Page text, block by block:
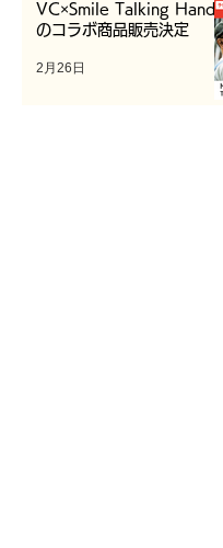
VC×Smile Talking Hands
のコラボ商品販売決定
2月26日